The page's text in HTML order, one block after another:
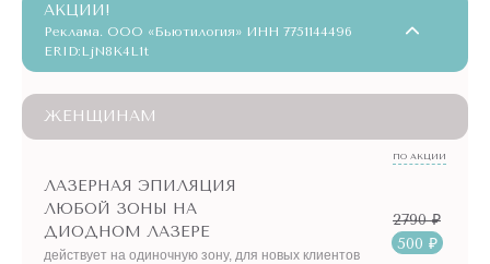
АКЦИИ!
Реклама. ООО «Бьютилогия» ИНН 7751144496
ERID:LjN8K4L1t
ЖЕНЩИНАМ
ПО АКЦИИ
ЛАЗЕРНАЯ ЭПИЛЯЦИЯ
ЛЮБОЙ ЗОНЫ НА
ДИОДНОМ ЛАЗЕРЕ
действует на одиночную зону, для новых клиентов
2790 ₽
500 ₽